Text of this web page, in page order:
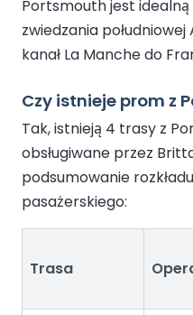
Portsmouth jest
zwiedzania
kanał La Manche do
Czy istnieje prom z
Tak, istnieją 4 trasy z
obsługiwane przez
podsumowanie
pasażerskiego:
Trasa